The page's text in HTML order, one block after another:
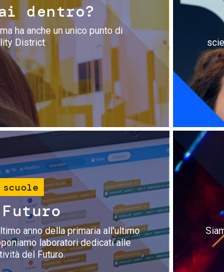
dentro?
ha anche un unico punto di
District.
anno della primaria all'ultimo
laboratori dedicati alle
del Futuro.